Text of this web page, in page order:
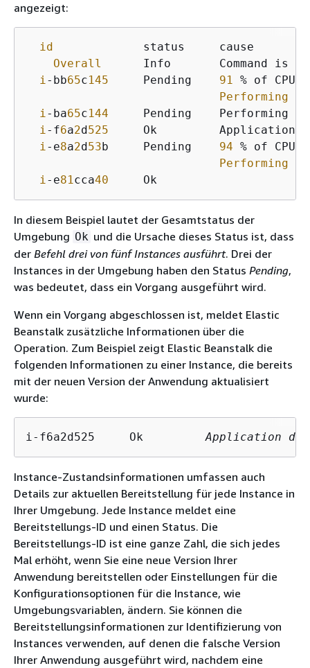
angezeigt:
id
             status     cause
Overall
Info       Command is
i-bb65c145
     Pending
91 % of
Performing
i-ba65c144
Pending    Performing
i-f6a2d525
Ok         Application
i-e8a2d53b     Pending 94 % of
Performing
i-e81cca40
     Ok
In diesem Beispiel lautet der Gesamtstatus der
Umgebung Ok und die Ursache dieses Status ist, dass
der Befehl drei von fünf Instances ausführt. Drei der
Instances in der Umgebung haben den Status Pending,
was bedeutet, dass ein Vorgang ausgeführt wird.
Wenn ein Vorgang abgeschlossen ist, meldet Elastic
Beanstalk zusätzliche Informationen über die
Operation. Zum Beispiel zeigt Elastic Beanstalk die
folgenden Informationen zu einer Instance, die bereits
mit der neuen Version der Anwendung aktualisiert
wurde:
i-f6a2d525     Ok Application
Instance-Zustandsinformationen umfassen auch
Details zur aktuellen Bereitstellung für jede Instance in
Ihrer Umgebung. Jede Instance meldet eine
Bereitstellungs-ID und einen Status. Die
Bereitstellungs-ID ist eine ganze Zahl, die sich jedes
Mal erhöht, wenn Sie eine neue Version Ihrer
Anwendung bereitstellen oder Einstellungen für die
Konfigurationsoptionen für die Instance, wie
Umgebungsvariablen, ändern. Sie können die
Bereitstellungsinformationen zur Identifizierung von
Instances verwenden, auf denen die falsche Version
Ihrer Anwendung ausgeführt wird, nachdem eine